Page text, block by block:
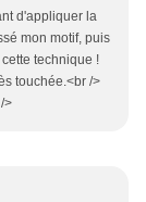
d'appliquer la
mon motif, puis
technique !
touchée.<br />
>